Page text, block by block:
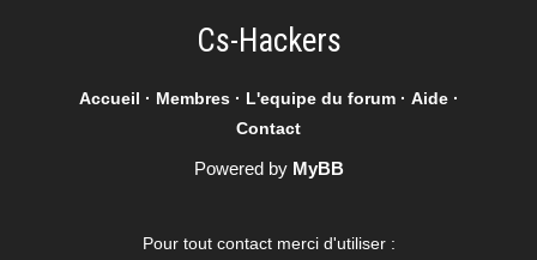
Cs-Hackers
Accueil · Membres· L'equipe du forum· Aide·
Contact
Powered by MyBB
Pour tout contact merci d'utiliser :